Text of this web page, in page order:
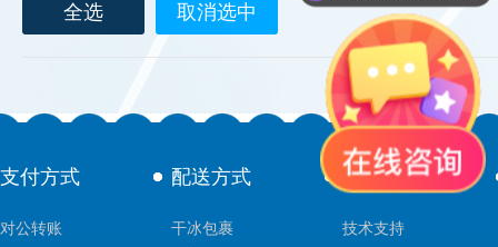
LGC Maine Standards Biolife
AbD Serotec
全选 取消选中
支付方式
对公转账
配送方式
干冰包裹
售后服务
技术支持